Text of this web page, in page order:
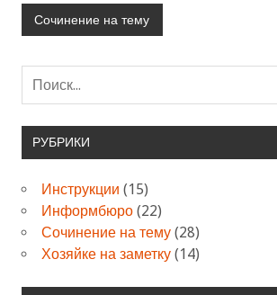
Сочинение на тему
РУБРИКИ
Инструкции (15)
Информбюро (22)
Сочинение на тему (28)
Хозяйке на заметку (14)